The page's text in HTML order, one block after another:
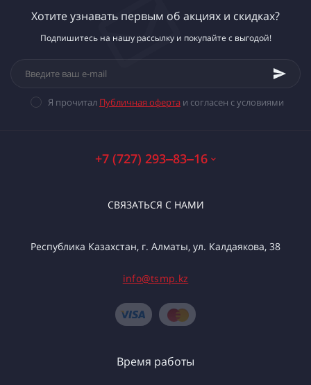
Хотите узнавать первым об акциях и скидках?
Подпишитесь на нашу рассылку и покупайте с выгодой!
Я прочитал Публичная оферта и согласен с условиями
+7 (727) 293‒83‒16
СВЯЗАТЬСЯ С НАМИ
Республика Казахстан, г. Алматы, ул. Калдаякова, 38
info@tsmp.kz
Время работы